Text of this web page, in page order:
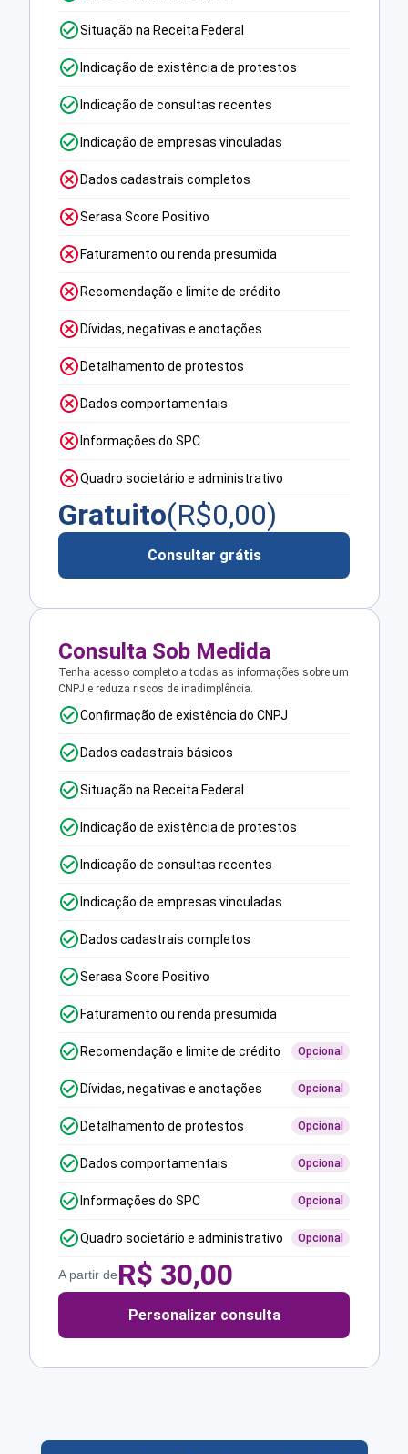
Situação na Receita Federal
Indicação de existência de protestos
Indicação de consultas recentes
Indicação de empresas vinculadas
Dados cadastrais completos
Serasa Score Positivo
Faturamento ou renda presumida
Recomendação e limite de crédito
Dívidas, negativas e anotações
Detalhamento de protestos
Dados comportamentais
Informações do SPC
Quadro societário e administrativo
Gratuito(R$0,00)
Consultar grátis
Consulta Sob Medida
Tenha acesso completo a todas as informações sobre um
CNPJ e reduza riscos de inadimplência.
Confirmação de existência do CNPJ
Dados cadastrais básicos
Situação na Receita Federal
Indicação de existência de protestos
Indicação de consultas recentes
Indicação de empresas vinculadas
Dados cadastrais completos
Serasa Score Positivo
Faturamento ou renda presumida
Recomendação e limite de crédito Opcional
Dívidas, negativas e anotações Opcional
Detalhamento de protestos Opcional
Dados comportamentais Opcional
Informações do SPC Opcional
Quadro societário e administrativo Opcional
A partir deR$ 30,00
Personalizar consulta